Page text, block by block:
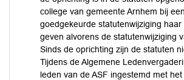
college van gemeente Arnhem bij
goedgekeurde statutenwijziging
geven alvorens de statutenwijziging
Sinds de oprichting zijn de statuten
Tijdens de Algemene
leden van de ASF ingestemd met